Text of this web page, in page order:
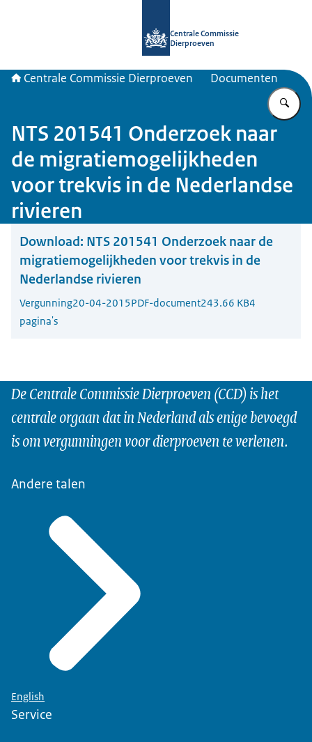
Centrale Commissie
Dierproeven
Centrale Commissie Dierproeven Documenten
NTS 201541 Onderzoek naar
de migratiemogelijkheden
voor trekvis in de Nederlandse
rivieren
Download: NTS 201541 Onderzoek naar de
migratiemogelijkheden voor trekvis in de
Nederlandse rivieren
Vergunning20-04-2015PDF-document243.66 KB4
pagina's
De Centrale Commissie Dierproeven (CCD) is het
centrale orgaan dat in Nederland als enige bevoegd
is om vergunningen voor dierproeven te verlenen.
Andere talen
English
Service